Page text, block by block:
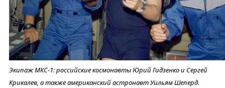
Экипаж МКС-1: российские космонавты Юрий Гидзенко и Сергей
Крикалев, а также американский астронавт Уильям Шеперд.